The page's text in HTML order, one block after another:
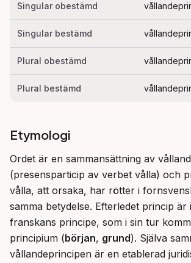
Singular obestämd
Singular bestämd
Plural obestämd
Plural bestämd
Etymologi
Ordet är en sammansättning av
(presensparticip av verbet vålla) och
vålla, att orsaka, har rötter i
samma betydelse. Efterledet princip
franskans principe, som i sin tur
principium (början, grund). Själva
vållandeprincipen är en etablerad